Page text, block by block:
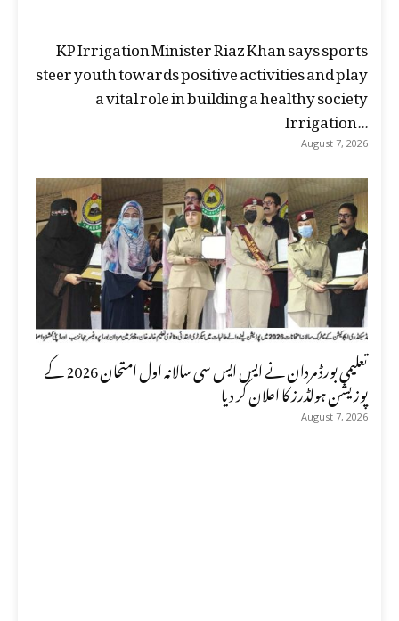
KP Irrigation Minister Riaz Khan says sports
steer youth towards positive activities and play
a vital role in building a healthy society
Irrigation...
August 7, 2026
تعلیمی بورڈ مردان نے ایس ایس سی سالانہ اول امتحان 2026 کے
پوزیشن ہولڈرز کا اعلان کر دیا
August 7, 2026